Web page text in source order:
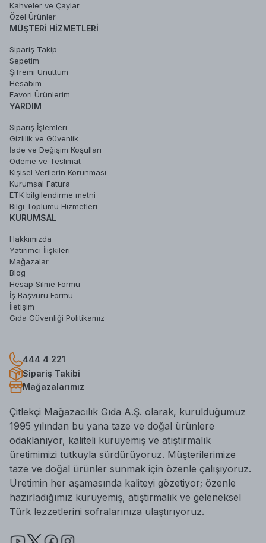
444 4 221
Sipariş Takibi
Mağazalarımız
Çitlekçi Mağazacılık Gıda A.Ş. olarak, kurulduğumuz
1995 yılından bu yana taze ve doğal ürünlere
odaklanıyor, kaliteli kuruyemiş ve atıştırmalık
üretimimizi tutkuyla sürdürüyoruz. Müşterilerimize
taze ve doğal ürünler sunmak için özenle çalışıyoruz.
Üretimin her aşamasında kaliteyi gözetiyor; özenle
hazırladığımız kuruyemiş, atıştırmalık ve geleneksel
Türk lezzetlerini sofralarınıza ulaştırıyoruz.
Kahveler ve Çaylar
Özel Ürünler
MÜŞTERI HIZMETLERI
Sipariş Takip
Sepetim
Şifremi Unuttum
Hesabım
Favori Ürünlerim
YARDIM
Sipariş İşlemleri
Gizlilik ve Güvenlik
İade ve Değişim Koşulları
Ödeme ve Teslimat
Kişisel Verilerin Korunması
Kurumsal Fatura
ETK bilgilendirme metni
Bilgi Toplumu Hizmetleri
KURUMSAL
Hakkımızda
Yatırımcı İlişkileri
Mağazalar
Blog
Hesap Silme Formu
İş Başvuru Formu
İletişim
Gıda Güvenliği Politikamız